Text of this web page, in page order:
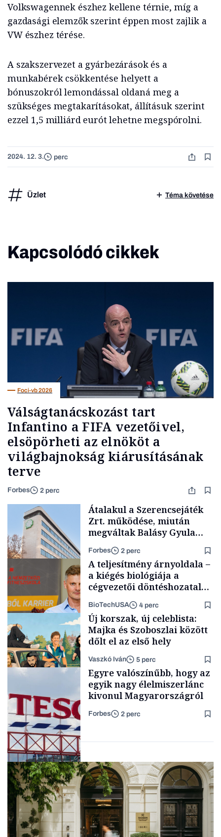
Volkswagennek észhez kellene térnie, míg a
gazdasági elemzők szerint éppen most zajlik a
VW észhez térése.
A szakszervezet a gyárbezárások és a
munkabérek csökkentése helyett a
bónuszokról lemondással oldaná meg a
szükséges megtakarításokat, állításuk szerint
ezzel 1,5 milliárd eurót lehetne megspórolni.
2024. 12. 3. perc
Üzlet Téma követése
Kapcsolódó cikkek
Foci-vb 2026
Válságtanácskozást tart
Infantino a FIFA vezetőivel,
elsöpörheti az elnököt a
világbajnokság kiárusításának
terve
Forbes 2 perc
Társadalom
Átalakul a Szerencsejáték
Zrt. működése, miután
megváltak Balásy Gyula
cégétől
Forbes 2 perc
Content Lab HUB
A teljesítmény árnyoldala –
a kiégés biológiája a
cégvezetői döntéshozatal
BioTechUSA 4 perc
Lista
Új korszak, új celeblista:
Majka és Szoboszlai között
dőlt el az első hely
Vaszkó Iván 5 perc
Nemzetközi cégek
Egyre valószínűbb, hogy az
egyik nagy élelmiszerlánc
kivonul Magyarországról
Forbes 2 perc